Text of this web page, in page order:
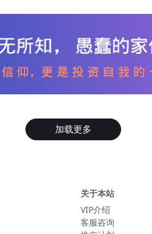
加载更多
关于本站
VIP介绍
客服咨询